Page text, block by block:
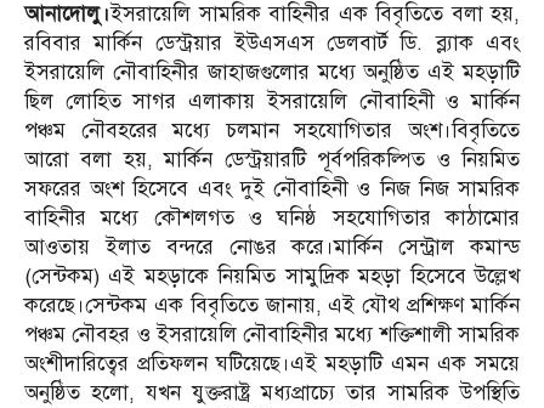
আনাদোলু।ইসরায়েলি সামরিক বাহিনীর এক বিবৃতিতে বলা হয়,
রবিবার মার্কিন ডেস্ট্রয়ার ইউএসএস ডেলবার্ট ডি. ব্ল্যাক এবং
ইসরায়েলি নৌবাহিনীর জাহাজগুলোর মধ্যে অনুষ্ঠিত এই মহড়াটি
ছিল লোহিত সাগর এলাকায় ইসরায়েলি নৌবাহিনী ও মার্কিন
পঞ্চম নৌবহরের মধ্যে চলমান সহযোগিতার অংশ।বিবৃতিতে
আরো বলা হয়, মার্কিন ডেস্ট্রয়ারটি পূর্বপরিকল্পিত ও নিয়মিত
সফরের অংশ হিসেবে এবং দুই নৌবাহিনী ও নিজ নিজ সামরিক
বাহিনীর মধ্যে কৌশলগত ও ঘনিষ্ঠ সহযোগিতার কাঠামোর
আওতায় ইলাত বন্দরে নোঙর করে।মার্কিন সেন্ট্রাল কমান্ড
(সেন্টকম) এই মহড়াকে নিয়মিত সামুদ্রিক মহড়া হিসেবে উল্লেখ
করেছে।সেন্টকম এক বিবৃতিতে জানায়, এই যৌথ প্রশিক্ষণ মার্কিন
পঞ্চম নৌবহর ও ইসরায়েলি নৌবাহিনীর মধ্যে শক্তিশালী সামরিক
অংশীদারিত্বের প্রতিফলন ঘটিয়েছে।এই মহড়াটি এমন এক সময়ে
অনুষ্ঠিত হলো, যখন যুক্তরাষ্ট্র মধ্যপ্রাচ্যে তার সামরিক উপস্থিতি